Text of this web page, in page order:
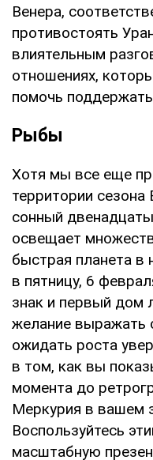
Венера,
противостоять
влиятельным
отношениях,
помочь
Рыбы
Хотя мы все еще
территории
сонный
освещает
быстрая планета в
в пятницу, 6
знак и первый дом
желание выражать
ожидать роста
в том, как вы
момента до
Меркурия в вашем
Воспользуйтесь
масштабную